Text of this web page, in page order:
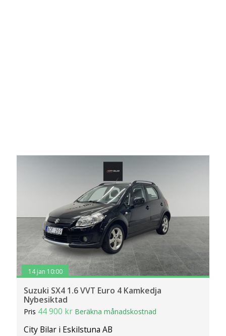
14 jan 10:00
Suzuki SX4 1.6 VVT Euro 4 Kamkedja
Nybesiktad
Pris 44 900 kr Beräkna månadskostnad
City Bilar i Eskilstuna AB